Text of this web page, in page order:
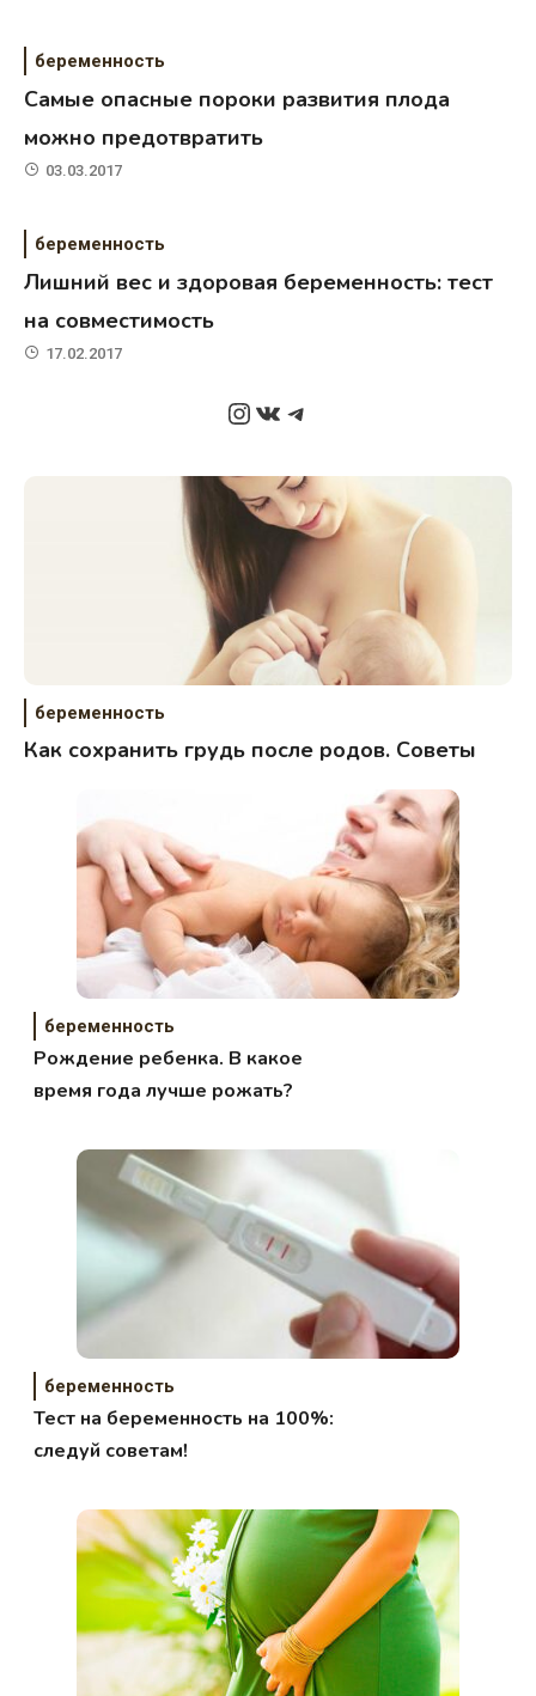
беременность
Самые опасные пороки развития плода
можно предотвратить
03.03.2017
беременность
Лишний вес и здоровая беременность: тест
на совместимость
17.02.2017
Instagram
ВКонтакте
Telegram
беременность
Как сохранить грудь после родов. Советы
беременность
Рождение ребенка. В какое
время года лучше рожать?
беременность
Тест на беременность на 100%:
следуй советам!